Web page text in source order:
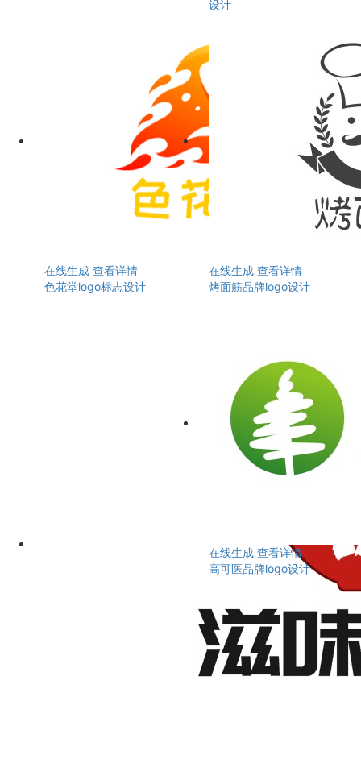
设计
在线生成 查看详情
色花堂logo标志设计
在线生成 查看详情
烤面筋品牌logo设计
在线生成 查看详情
高可医品牌logo设计